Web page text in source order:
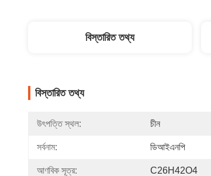
বিস্তারিত তথ্য
বিস্তারিত তথ্য
উৎপত্তি স্থল: চীন
সর্বনাম: ডিআইএনপি
আণবিক সূত্র: C26H42O4